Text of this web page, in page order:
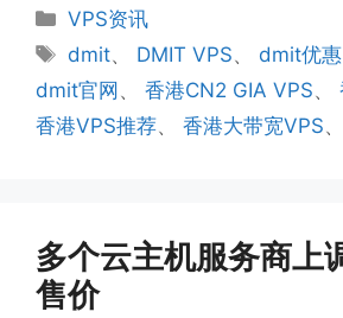
分
类
VPS资讯
标
签
dmit、 DMIT VPS、 dmit优惠
dmit官网、 香港CN2 GIA VPS、
香港VPS推荐、 香港大带宽VPS、
多个云主机服务商上
售价